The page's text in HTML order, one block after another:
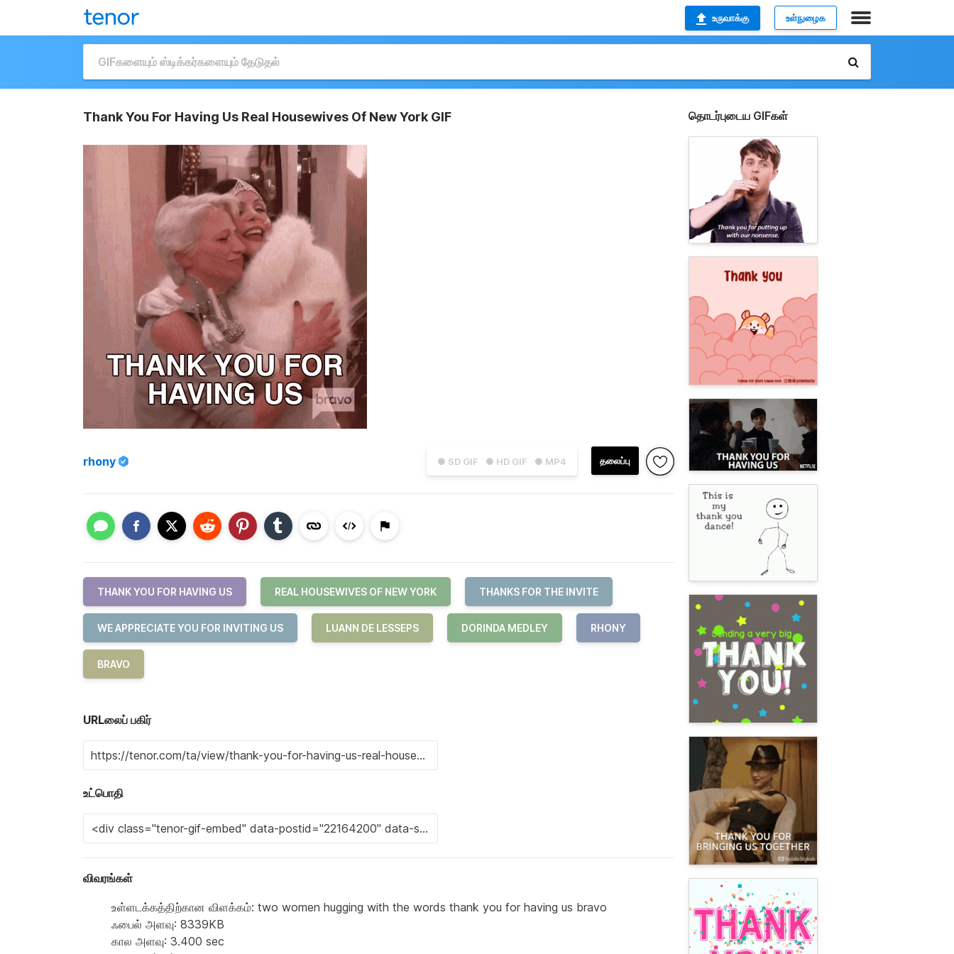
உருவாக்கு உள்நுழைக
Thank You For Having Us Real Housewives Of New York GIF
● SD GIF ● HD GIF ● MP4 தலைப்பு
rhony
THANK YOU FOR HAVING US REAL HOUSEWIVES OF NEW YORK THANKS FOR THE INVITE
WE APPRECIATE YOU FOR INVITING US LUANN DE LESSEPS DORINDA MEDLEY RHONY
BRAVO
URLலைப் பகிர்
உட்பொதி
விவரங்கள்
உள்ளடக்கத்திற்கான விளக்கம்: two women hugging with the words thank you for having us bravo
ஃபைல் அளவு: 8339KB
கால அளவு: 3.400 sec
தொடர்புடைய GIFகள்